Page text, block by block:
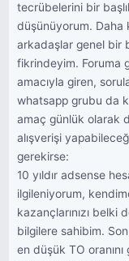
tecrübelerini bir
düşünüyorum. Daha
arkadaşlar genel bir
fikrindeyim. Foruma
amacıyla giren,
whatsapp grubu da
amaç günlük olarak
alışverişi
gerekirse:
10 yıldır adsense
ilgileniyorum,
kazançlarınızı belki
bilgilere sahibim.
en düşük TO